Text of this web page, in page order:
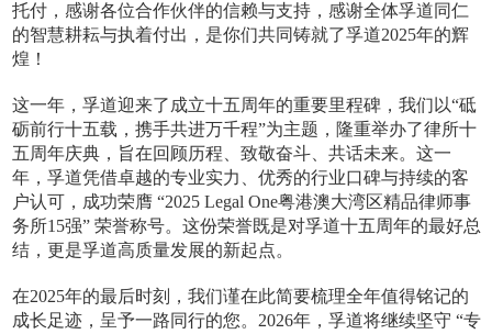
托付，感谢各位合作伙伴的信赖与支持，感谢全体孚道同仁
的智慧耕耘与执着付出，是你们共同铸就了孚道2025年的辉
煌！
这一年，孚道迎来了成立十五周年的重要里程碑，我们以“砥
砺前行十五载，携手共进万千程”为主题，隆重举办了律所十
五周年庆典，旨在回顾历程、致敬奋斗、共话未来。这一
年，孚道凭借卓越的专业实力、优秀的行业口碑与持续的客
户认可，成功荣膺 “2025 Legal One粤港澳大湾区精品律师事
务所15强” 荣誉称号。这份荣誉既是对孚道十五周年的最好总
结，更是孚道高质量发展的新起点。
在2025年的最后时刻，我们谨在此简要梳理全年值得铭记的
成长足迹，呈予一路同行的您。2026年，孚道将继续坚守 “专